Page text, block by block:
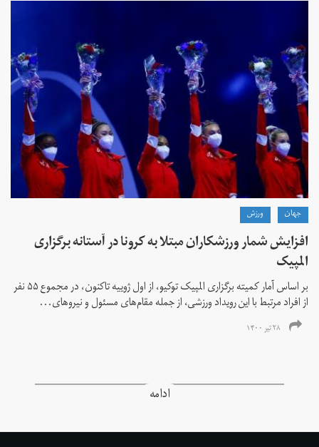
جهان ورزش
افزایش شمار ورزشکاران مبتلا به کرونا در آستانه برگزاری
المپیک
بر اساس آمار کمیته برگزاری المپیک توکیو، از اول ژوییه تاکنون، در مجموع ۵۵ نفر
از افراد مرتبط با این رویداد ورزشی، از جمله مقام‌های مسئول و نیروهای...
۲۸ تیر ۱۴۰۰
ادامه